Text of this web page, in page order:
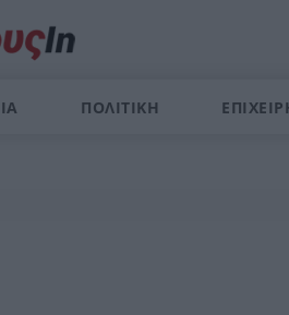
ΠΟΛΙΤΙΚΗ